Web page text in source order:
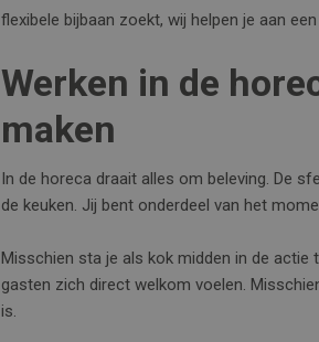
flexibele bijbaan zoekt, wij helpen je aan
Werken in de
maken
In de horeca draait alles om beleving. De
de keuken. Jij bent onderdeel van het
Misschien sta je als kok midden in de actie
gasten zich direct welkom voelen.
is.